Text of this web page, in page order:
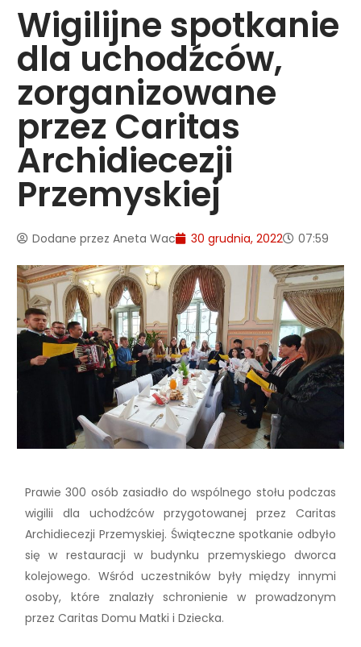
Wigilijne spotkanie
dla uchodźców,
zorganizowane
przez Caritas
Archidiecezji
Przemyskiej
Dodane przez Aneta Wac 30 grudnia, 2022 07:59
Prawie 300 osób zasiadło do wspólnego stołu podczas
wigilii dla uchodźców przygotowanej przez Caritas
Archidiecezji Przemyskiej. Świąteczne spotkanie odbyło
się w restauracji w budynku przemyskiego dworca
kolejowego. Wśród uczestników były między innymi
osoby, które znalazły schronienie w prowadzonym
przez Caritas Domu Matki i Dziecka.